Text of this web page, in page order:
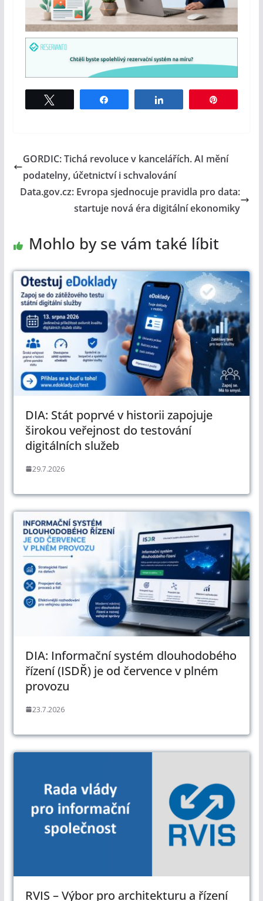
GORDIC: Tichá revoluce v kancelářích. AI mění
podatelny, účetnictví i schvalování
Data.gov.cz: Evropa sjednocuje pravidla pro data:
startuje nová éra digitální ekonomiky
Mohlo by se vám také líbit
DIA: Stát poprvé v historii zapojuje
širokou veřejnost do testování
digitálních služeb
29.7.2026
DIA: Informační systém dlouhodobého
řízení (ISDŘ) je od července v plném
provozu
23.7.2026
RVIS – Výbor pro architekturu a řízení